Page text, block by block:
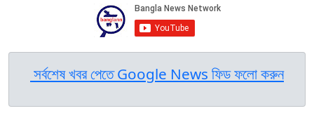
সর্বশেষ খবর পেতে Google News ফিড ফলো করুন